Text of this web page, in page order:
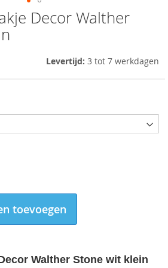
Decor Walther
Levertijd: 3 tot 7 werkdagen
toevoegen
Walther Stone wit klein